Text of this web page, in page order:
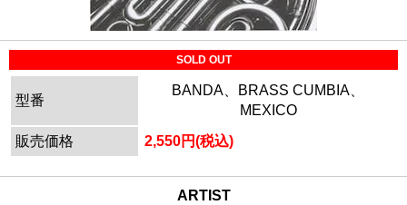
SOLD OUT
型番
BANDA、BRASS CUMBIA、
MEXICO
販売価格
2,550円(税込)
ARTIST